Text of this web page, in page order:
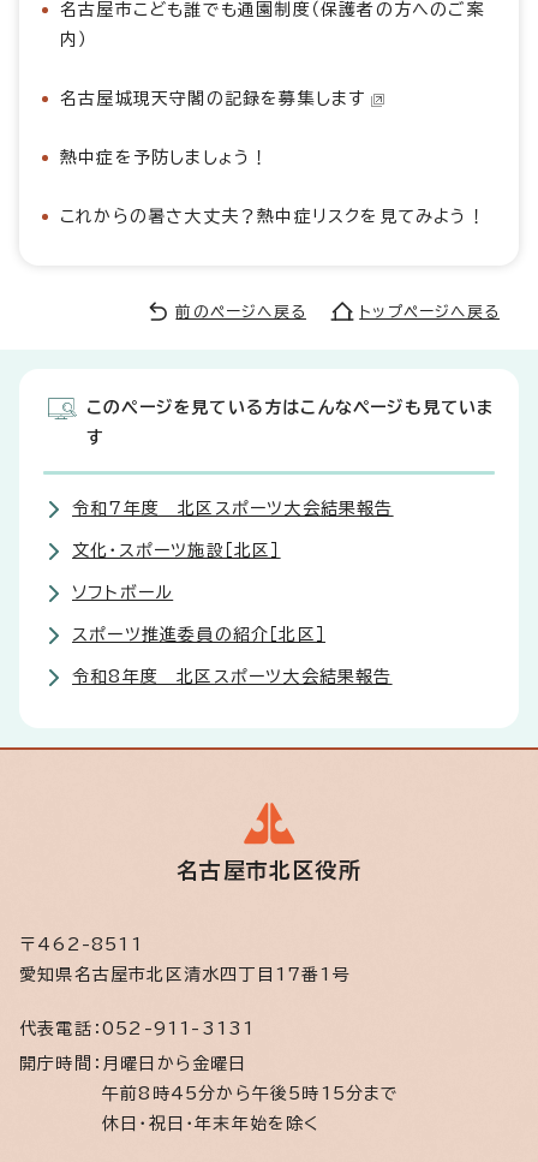
名古屋市こども誰でも通園制度（保護者の方へのご案
内）
名古屋城現天守閣の記録を募集します
熱中症を予防しましょう！
これからの暑さ大丈夫？熱中症リスクを見てみよう！
前のページへ戻る トップページへ戻る
このページを見ている方はこんなページも見ていま
す
令和7年度 北区スポーツ大会結果報告
文化・スポーツ施設［北区］
ソフトボール
スポーツ推進委員の紹介［北区］
令和8年度 北区スポーツ大会結果報告
名古屋市北区役所
〒462-8511
愛知県名古屋市北区清水四丁目17番1号
代表電話： 052-911-3131
開庁時間： 月曜日から金曜日
午前8時45分から午後5時15分まで
休日・祝日・年末年始を除く